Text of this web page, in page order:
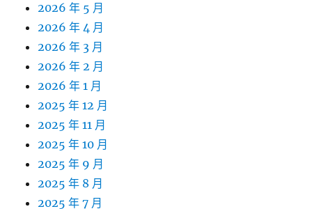
2026 年 5 月
2026 年 4 月
2026 年 3 月
2026 年 2 月
2026 年 1 月
2025 年 12 月
2025 年 11 月
2025 年 10 月
2025 年 9 月
2025 年 8 月
2025 年 7 月